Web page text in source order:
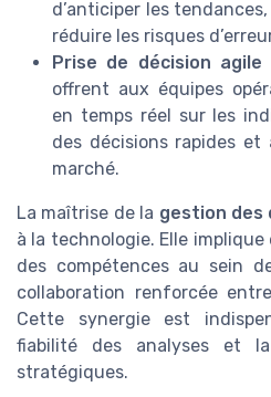
d’anticiper les
réduire les risques
Prise de décision agile
offrent aux équipes
en temps réel sur les
des décisions rapides
marché.
La maîtrise de la gestion des
à la technologie. Elle
des compétences au sein
collaboration renforcée
Cette synergie est
fiabilité des analyses et
stratégiques.